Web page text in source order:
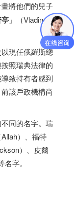
將他們的兒子
」（Vladimir
現任俄羅斯總
照瑞典法律的
致持有者感到
該戶政機構尚
同的名字。 瑞
）、福特
）、皮爾
字。